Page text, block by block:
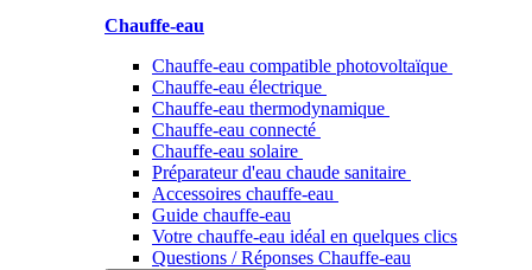
Chauffe-eau
Chauffe-eau compatible photovoltaïque
Chauffe-eau électrique
Chauffe-eau thermodynamique
Chauffe-eau connecté
Chauffe-eau solaire
Préparateur d'eau chaude sanitaire
Accessoires chauffe-eau
Guide chauffe-eau
Votre chauffe-eau idéal en quelques clics
Questions / Réponses Chauffe-eau